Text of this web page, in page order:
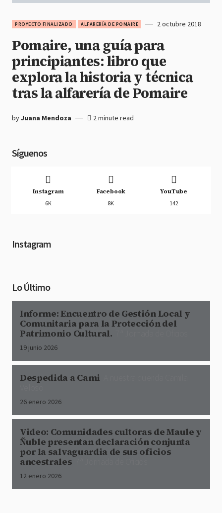
PROYECTO FINALIZADO ALFARERÍA DE POMAIRE 2 octubre 2018
Pomaire, una guía para
principiantes: libro que
explora la historia y técnica
tras la alfarería de Pomaire
byJuana Mendoza 2 minute read
Síguenos
Instagram
6K
Facebook
8K
YouTube
142
Instagram
Lo Último
Informe: Encuentro de Gestión Local y
Comunitaria para la Protección del
Patrimonio Cultural.
19 junio 2026
Despedida a Cami
26 enero 2026
Video: Comunidades cultoras de Maule y
Ñuble presentan declaración conjunta
por la salvaguardia de sus oficios
ancestrales
12 enero 2026